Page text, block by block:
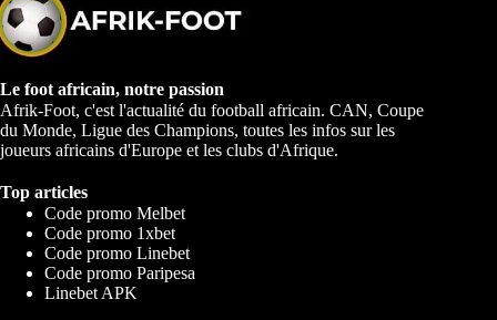
Le foot africain, notre passion
Afrik-Foot, c'est l'actualité du football africain. CAN, Coupe
du Monde, Ligue des Champions, toutes les infos sur les
joueurs africains d'Europe et les clubs d'Afrique.
Top articles
Code promo Melbet
Code promo 1xbet
Code promo Linebet
Code promo Paripesa
Linebet APK